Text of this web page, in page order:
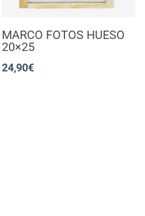
MARCO FOTOS HUESO
20×25
24,90€